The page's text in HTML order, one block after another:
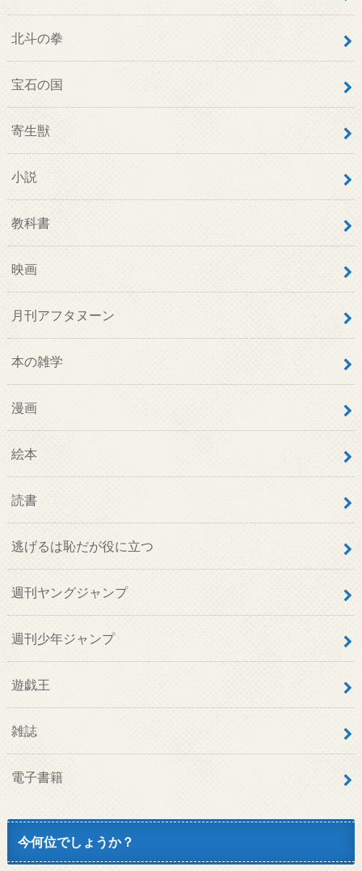
北斗の拳
宝石の国
寄生獣
小説
教科書
映画
月刊アフタヌーン
本の雑学
漫画
絵本
読書
逃げるは恥だが役に立つ
週刊ヤングジャンプ
週刊少年ジャンプ
遊戯王
雑誌
電子書籍
今何位でしょうか？